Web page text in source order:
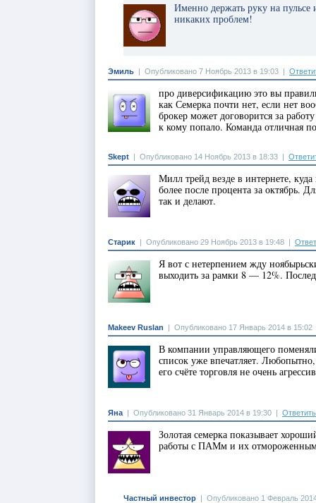
Именно держать руку на
никаких проблем!
Эмиль | Опубликовано 7 Ноябрь 2013 в 19:03 |
про диверсификацию это вы
как Семерка почти нет, если нет
брокер может договорится за
к кому попало. Команда отличная
Skept | Опубликовано 14 Ноябрь 2013 в 18:33 |
Милл трейд везде в интернете,
более после процента за октябрь.
так и делают.
Старик | Опубликовано 29 Ноябрь 2013 в 19:48 |
Я вот с нетерпением жду
выходить за рамки 8 — 12%.
Makeev Ruslan | Опубликовано 17 Январь 2014 в 15:02
В компании управляющего
список уже впечатляет.
его счёте торговля не очень
Яна | Опубликовано 31 Январь 2014 в 19:30 | Ответить
Золотая семерка показывает
работы с ПАМм и их отмороженным
Частный инвестор | Опубликовано 1 Февраль